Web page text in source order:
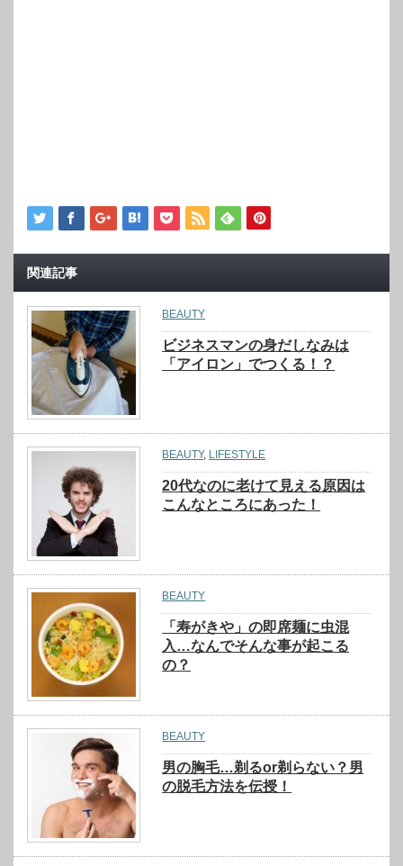
関連記事
BEAUTY
ビジネスマンの身だしなみは
「アイロン」でつくる！？
BEAUTY, LIFESTYLE
20代なのに老けて見える原因は
こんなところにあった！
BEAUTY
「寿がきや」の即席麺に虫混
入…なんでそんな事が起こる
の？
BEAUTY
男の胸毛…剃るor剃らない？男
の脱毛方法を伝授！